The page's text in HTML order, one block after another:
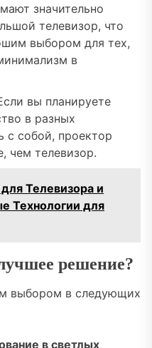
значительно
телевизор, что
выбором для тех,
в
вы планируете
в разных
с собой, проектор
чем телевизор.
Телевизора и
Технологии для
решение?
выбором в следующих
в светлых